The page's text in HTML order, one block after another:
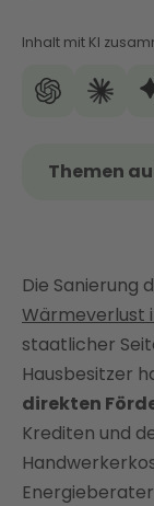
Inhalt mit KI
Themen
Welche
kombiniert
Welche
Förderung
Förderung
Kannst du
Die Sanierung
Wärmeverlust
staatlicher
Hausbesitzer
direkten
Krediten und